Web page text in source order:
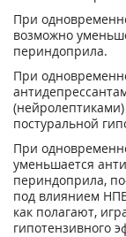
При
возможно
периндоприла.
При
постуральной
При
уменьшается
периндоприла,
под влиянием
как полагают,
гипотензивного